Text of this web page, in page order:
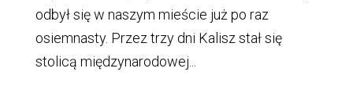
odbył się w naszym mieście już po raz
osiemnasty. Przez trzy dni Kalisz stał się
stolicą międzynarodowej...